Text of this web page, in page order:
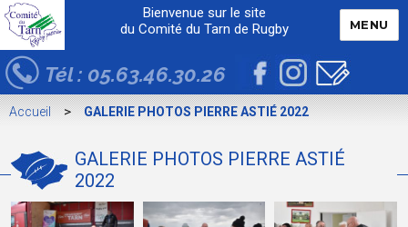
Bienvenue sur le site
du Comité du Tarn de Rugby
Tél : 05.63.46.30.26
MENU
Accueil > GALERIE PHOTOS PIERRE ASTIÉ 2022
GALERIE PHOTOS PIERRE ASTIÉ
2022